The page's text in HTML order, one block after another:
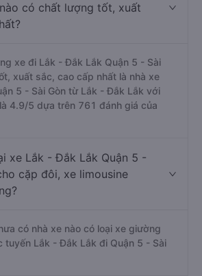
có chất lượng tốt, xuất
xe đi Lắk - Đắk Lắk Quận 5 - Sài
xuất sắc, cao cấp nhất là nhà xe
5 - Sài Gòn từ Lắk - Đắk Lắk với
4.9/5 dựa trên 761 đánh giá của
xe Lắk - Đắk Lắk Quận 5 -
cặp đôi, xe limousine
có nhà xe nào có loại xe giường
tuyến Lắk - Đắk Lắk đi Quận 5 - Sài